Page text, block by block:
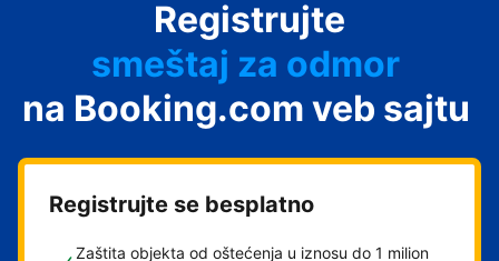
Registrujte
hotel
smeštaj za odmor
pansion
hostel
na Booking.com veb sajtu
Registrujte se besplatno
Zaštita objekta od oštećenja u iznosu do 1 milion